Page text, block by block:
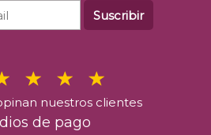
Suscribir
nuestros clientes
de pago